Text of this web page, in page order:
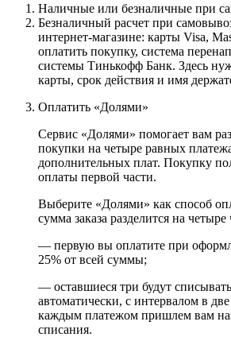
Наличные или безналичные при
Безналичный расчет при
интернет-магазине: карты Visa,
оплатить покупку, система
системы Тинькофф Банк. Здесь
карты, срок действия и имя
Оплатить «Долями»
Сервис «Долями» помогает вам
покупки на четыре равных
дополнительных плат. Покупку
оплаты первой части.
Выберите «Долями» как способ
сумма заказа разделится на четыре
— первую вы оплатите при
25% от всей суммы;
— оставшиеся три будут
автоматически, с интервалом в
каждым платежом пришлем вам
списания.